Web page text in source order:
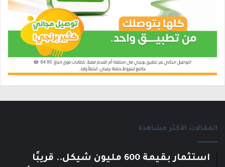
المقالات الأكثر مشاهدة
استثمار بقيمة 600 مليون شيكل.. قريبًا